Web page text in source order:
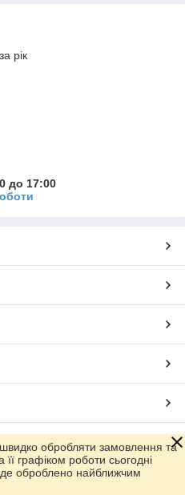
рік
до 17:00
Prom.ua
обробляти замовлення та
її графіком роботи сьогодні
оброблено найближчим